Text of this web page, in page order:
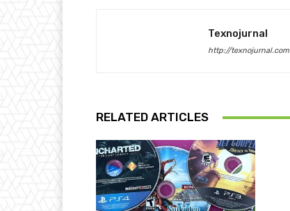
Texnojurnal
http://texnojurnal.com
RELATED ARTICLES